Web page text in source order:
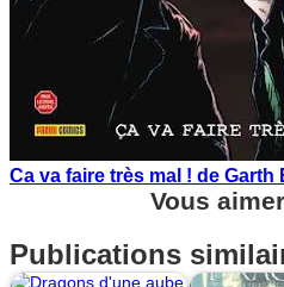
Ca va faire très mal ! de
Vous
Publications